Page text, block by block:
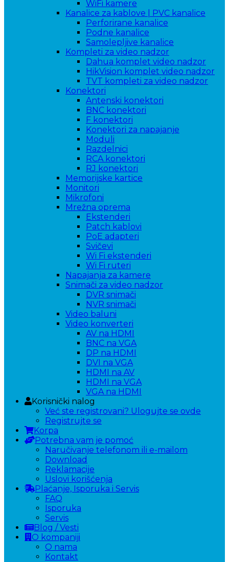
WiFi kamere
Kanalice za kablove | PVC kanalice
Perforirane kanalice
Podne kanalice
Samolepljive kanalice
Kompleti za video nadzor
Dahua komplet video nadzor
HikVision komplet video nadzor
TVT kompleti za video nadzor
Konektori
Antenski konektori
BNC konektori
F konektori
Konektori za napajanje
Moduli
Razdelnici
RCA konektori
RJ konektori
Memorijske kartice
Monitori
Mikrofoni
Mrežna oprema
Ekstenderi
Patch kablovi
PoE adapteri
Svičevi
Wi Fi ekstenderi
Wi Fi ruteri
Napajanja za kamere
Snimači za video nadzor
DVR snimači
NVR snimači
Video baluni
Video konverteri
AV na HDMI
BNC na VGA
DP na HDMI
DVI na VGA
HDMI na AV
HDMI na VGA
VGA na HDMI
Korisnički nalog
Već ste registrovani? Ulogujte se ovde
Registrujte se
Korpa
Potrebna vam je pomoć
Naručivanje telefonom ili e-mailom
Download
Reklamacije
Uslovi korišćenja
Plaćanje, Isporuka i Servis
FAQ
Isporuka
Servis
Blog / Vesti
O kompaniji
O nama
Kontakt